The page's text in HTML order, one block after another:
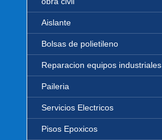
Aislante
Bolsas de polietileno
Reparacion equipos industriales
Paileria
Servicios Electricos
Pisos Epoxicos